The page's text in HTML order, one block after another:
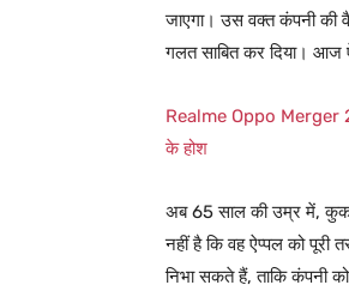
जाएगा। उस वक्त कंपनी की
गलत साबित कर दिया। आज
Realme Oppo Merger
के होश
अब 65 साल की उम्र में, कुक
नहीं है कि वह ऐप्पल को पूरी
निभा सकते हैं, ताकि कंपनी को